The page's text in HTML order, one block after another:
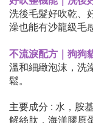
洗後毛髮好吹乾、
澡也能有沙龍級毛
不流淚配方｜狗狗
溫和細緻泡沫，洗
鬆。
主要成分 : 水，胺
解絲肽，海洋膠原